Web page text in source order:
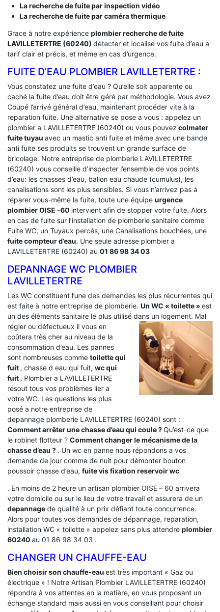
La recherche de fuite par inspection vidéo
La recherche de fuite par caméra thermique
Grace à notre expérience plombier recherche de fuite
LAVILLETERTRE (60240) détecter et localise vos fuite d’eau a
tarif clair et précis, et même en cas d’urgence.
FUITE D’EAU PLOMBIER LAVILLETERTRE :
Vous constatez une fuite d’eau ? Qu’elle soit apparente ou
caché la fuite d’eau doit être géré par méthodologie. Vous avez
Coupé l’arrivé général d’eau, maintenant procéder vite à la
reparation fuite. Une alternative se pose a vous : appelez un
plombier a LAVILLETERTRE (60240) ou vous pouvez colmater
fuite tuyau avec un mastic anti fuite et même avec une bande
anti fuite ses produits se trouvent un grande surface de
bricolage. Notre entreprise de plomberie LAVILLETERTRE
(60240) vous conseille d’inspecter l’ensemble de vos points
d’eau: les chasses d’eau, ballon eau chaude (cumulus), les
canalisations sont les plus sensibles. Si vous n’arrivez pas à
réparer vous-même la fuite, toute une équipe urgence
plombier OISE -60 intervient afin de stopper votre fuite. Alors
en cas de fuite sur l’installation de plomberie sanitaire comme
Fuite WC, un Tuyaux percés, une Canalisations bouchées, une
fuite compteur d’eau. Une seule adresse plombier a
LAVILLETERTRE (60240) au 01 86 98 34 03
DEPANNAGE WC PLOMBIER
LAVILLETERTRE
Les WC constituent l’une des demandes les plus récurrentes qui
est faite à notre entreprise de plomberie. Un WC « toilette » est
un des éléments sanitaire le plus utilisé dans un logement. Mal
régler ou défectueux il vous en
coûtera très cher au niveau de la
consommation d’eau. Les pannes
sont nombreuses comme toilette qui
fuit , chasse d eau qui fuit, wc qui
fuit , Plombier a LAVILLETERTRE
résout tous vos problèmes lier a
votre WC. Les questions les plus
posé a notre entreprise de
depannage plomberie LAVILLETERTRE (60240) sont :
Comment arrêter une chasse d’eau qui coule ?Qu’est-ce que
le robinet flotteur ? Comment changer le mécanisme de la
chasse d’eau ? . Un wc en panne nous répondons a vos
demande de jour comme de nuit pour démonter bouton
poussoir chasse d’eau, fuite vis fixation reservoir wc
. En moins de 2 heure un artisan plombier OISE – 60 arrivera
votre domicile ou sur le lieu de votre travail et assurera de un
depannage de qualité à un prix défiant toute concurrence.
Alors pour toutes vos demandes de dépannage, reparation,
installation WC « toilette » appelez sans plus attendre plombier
60240 au 01 86 98 34 03 .
CHANGER UN CHAUFFE-EAU
Bien choisir son chauffe-eau est très important « Gaz ou
électrique » ! Notre Artisan Plombier LAVILLETERTRE (60240)
répondra à vos attentes en la matière, en vous proposant un
échange standard mais aussi en vous conseillant pour choisir